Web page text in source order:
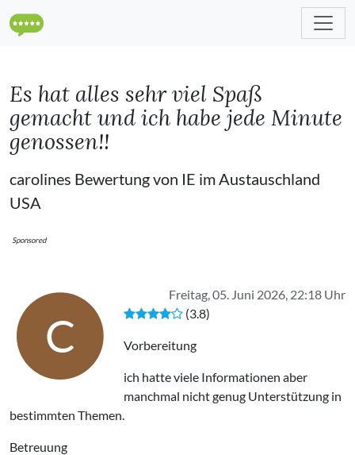
Es hat alles sehr viel Spaß
gemacht und ich habe jede Minute
genossen!!
carolines Bewertung von IE im Austauschland
USA
Sponsored
C
Freitag, 05. Juni 2026, 22:18 Uhr
(3.8)
Vorbereitung
ich hatte viele Informationen aber
manchmal nicht genug Unterstützung in
bestimmten Themen.
Betreuung